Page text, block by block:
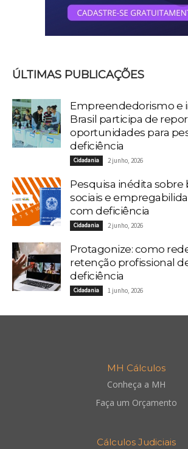
ÚLTIMAS PUBLICAÇÕES
Empreendedorismo e
Brasil participa de
oportunidades para
deficiência
Cidadania 2 junho, 2026
Pesquisa inédita sobre
sociais e
com deficiência
Cidadania 2 junho, 2026
Protagonize: como
retenção profissional
deficiência
Cidadania 1 junho, 2026
MH Cálculos
Conheça a MH
Faça um Orçamento
Cálculos Judiciais